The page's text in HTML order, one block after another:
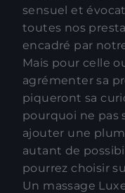
sensuel et
toutes nos
encadré par
Mais pour celle
agrémenter sa
piqueront sa
pourquoi ne pas
ajouter une
autant de
pourrez choisir
Un massage